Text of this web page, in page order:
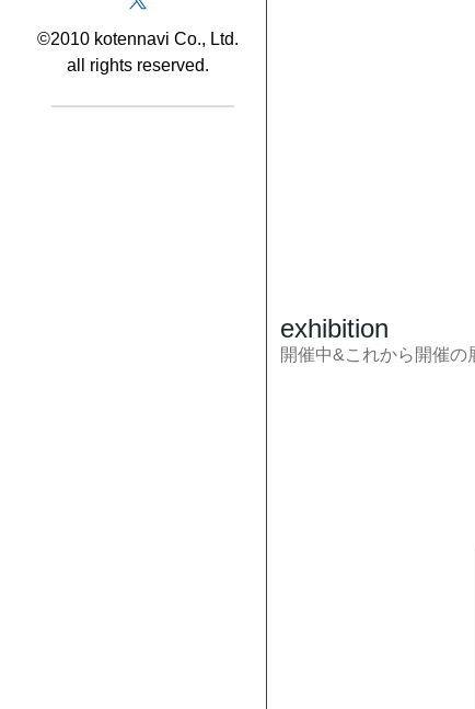
©2010 kotennavi Co., Ltd.
all rights reserved.
exhibition
開催中&これから開催の